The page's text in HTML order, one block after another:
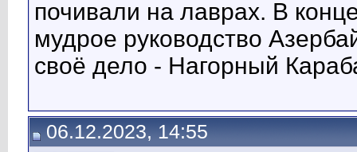
почивали на лаврах. В
мудрое руководство
своё дело - Нагорный
06.12.2023, 14:55